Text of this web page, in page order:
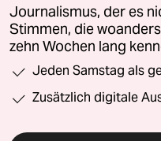
Journalismus, der es
Stimmen, die
zehn Wochen lang
Jeden Samstag als
Zusätzlich digitale